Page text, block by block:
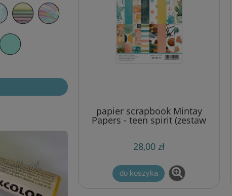
papier scrapbook Mintay
Papers - teen spirit (zestaw
papierów uzupełniających)
28,00 zł
do koszyka